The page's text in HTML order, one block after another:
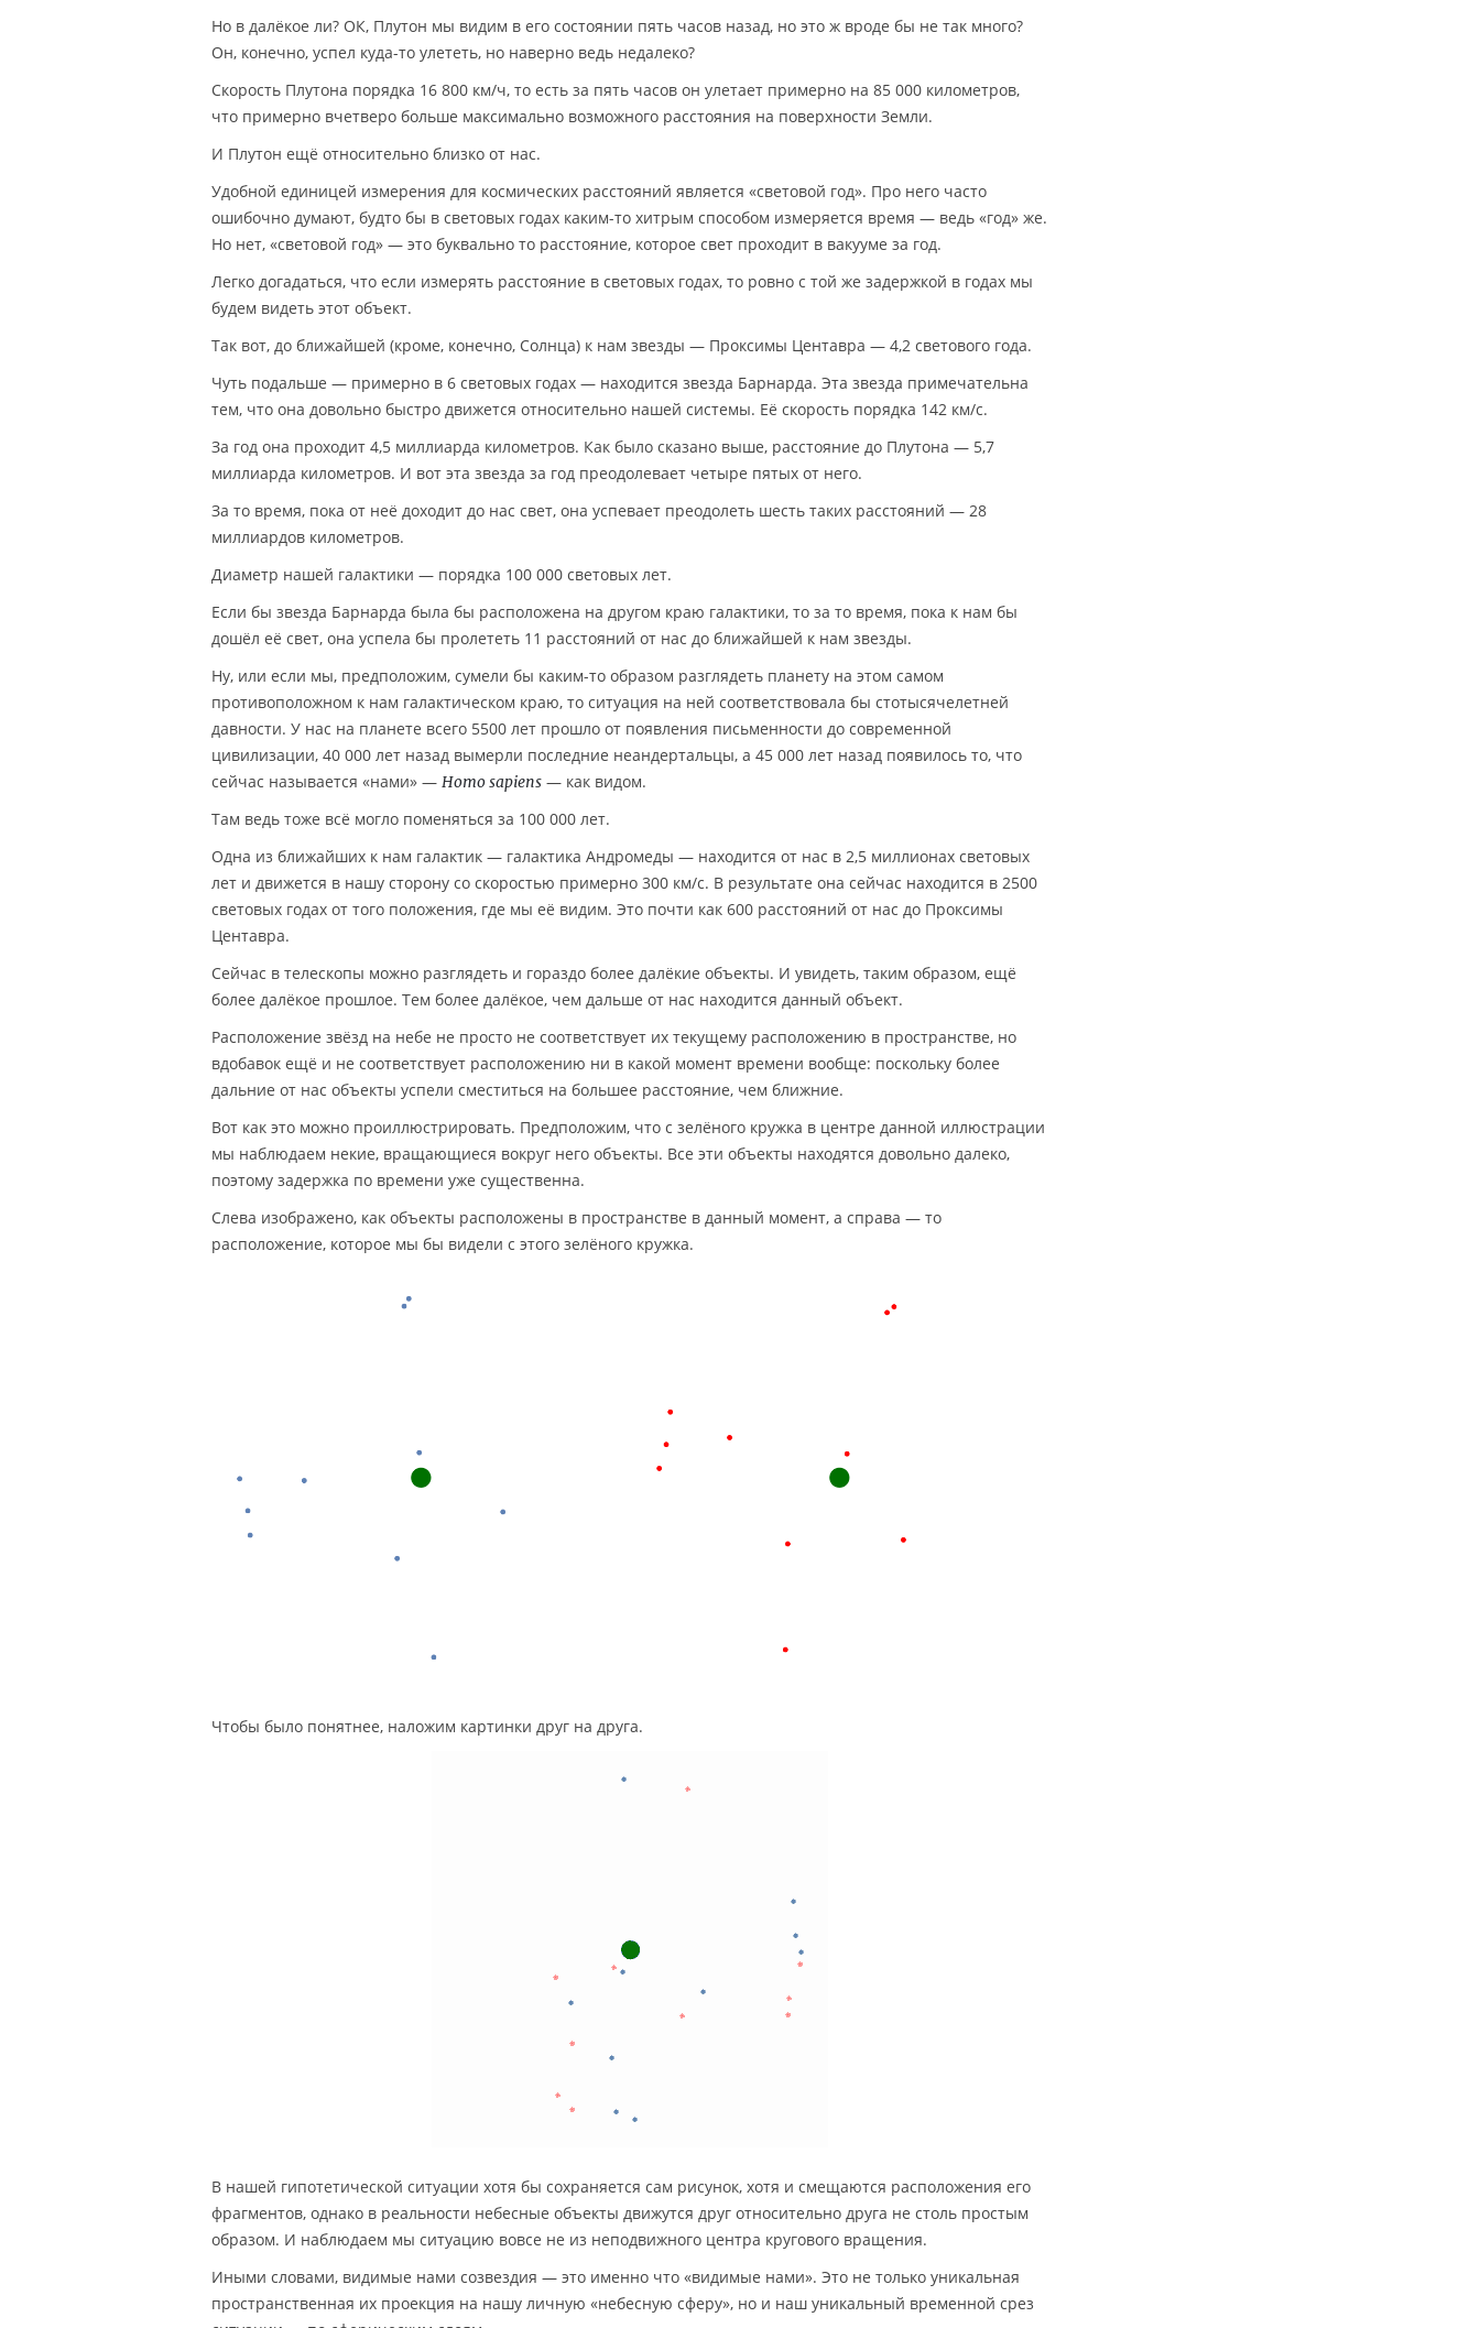
Но в далёкое ли? ОК, Плутон мы видим в его состоянии пять часов назад, но это ж вроде бы не так много?
Он, конечно, успел куда-то улететь, но наверно ведь недалеко?
Скорость Плутона порядка 16 800 км/ч, то есть за пять часов он улетает примерно на 85 000 километров,
что примерно вчетверо больше максимально возможного расстояния на поверхности Земли.
И Плутон ещё относительно близко от нас.
Удобной единицей измерения для космических расстояний является «световой год». Про него часто
ошибочно думают, будто бы в световых годах каким-то хитрым способом измеряется время — ведь «год» же.
Но нет, «световой год» — это буквально то расстояние, которое свет проходит в вакууме за год.
Легко догадаться, что если измерять расстояние в световых годах, то ровно с той же задержкой в годах мы
будем видеть этот объект.
Так вот, до ближайшей (кроме, конечно, Солнца) к нам звезды — Проксимы Центавра — 4,2 светового года.
Чуть подальше — примерно в 6 световых годах — находится звезда Барнарда. Эта звезда примечательна
тем, что она довольно быстро движется относительно нашей системы. Её скорость порядка 142 км/с.
За год она проходит 4,5 миллиарда километров. Как было сказано выше, расстояние до Плутона — 5,7
миллиарда километров. И вот эта звезда за год преодолевает четыре пятых от него.
За то время, пока от неё доходит до нас свет, она успевает преодолеть шесть таких расстояний — 28
миллиардов километров.
Диаметр нашей галактики — порядка 100 000 световых лет.
Если бы звезда Барнарда была бы расположена на другом краю галактики, то за то время, пока к нам бы
дошёл её свет, она успела бы пролететь 11 расстояний от нас до ближайшей к нам звезды.
Ну, или если мы, предположим, сумели бы каким-то образом разглядеть планету на этом самом
противоположном к нам галактическом краю, то ситуация на ней соответствовала бы стотысячелетней
давности. У нас на планете всего 5500 лет прошло от появления письменности до современной
цивилизации, 40 000 лет назад вымерли последние неандертальцы, а 45 000 лет назад появилось то, что
сейчас называется «нами» — Homo sapiens — как видом.
Там ведь тоже всё могло поменяться за 100 000 лет.
Одна из ближайших к нам галактик — галактика Андромеды — находится от нас в 2,5 миллионах световых
лет и движется в нашу сторону со скоростью примерно 300 км/с. В результате она сейчас находится в 2500
световых годах от того положения, где мы её видим. Это почти как 600 расстояний от нас до Проксимы
Центавра.
Сейчас в телескопы можно разглядеть и гораздо более далёкие объекты. И увидеть, таким образом, ещё
более далёкое прошлое. Тем более далёкое, чем дальше от нас находится данный объект.
Расположение звёзд на небе не просто не соответствует их текущему расположению в пространстве, но
вдобавок ещё и не соответствует расположению ни в какой момент времени вообще: поскольку более
дальние от нас объекты успели сместиться на большее расстояние, чем ближние.
Вот как это можно проиллюстрировать. Предположим, что с зелёного кружка в центре данной иллюстрации
мы наблюдаем некие, вращающиеся вокруг него объекты. Все эти объекты находятся довольно далеко,
поэтому задержка по времени уже существенна.
Слева изображено, как объекты расположены в пространстве в данный момент, а справа — то
расположение, которое мы бы видели с этого зелёного кружка.
Чтобы было понятнее, наложим картинки друг на друга.
В нашей гипотетической ситуации хотя бы сохраняется сам рисунок, хотя и смещаются расположения его
фрагментов, однако в реальности небесные объекты движутся друг относительно друга не столь простым
образом. И наблюдаем мы ситуацию вовсе не из неподвижного центра кругового вращения.
Иными словами, видимые нами созвездия — это именно что «видимые нами». Это не только уникальная
пространственная их проекция на нашу личную «небесную сферу», но и наш уникальный временной срез